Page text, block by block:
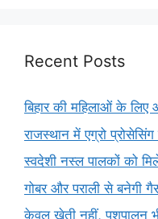
Recent Posts
बिहार की महिलाओं के लिए
राजस्थान में एग्रो
स्वदेशी नस्ल पालकों को
गोबर और पराली से बनेगी
केवल खेती नहीं, पशुपालन